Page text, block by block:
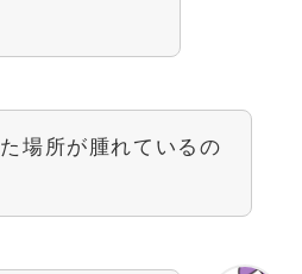
場所が腫れているの